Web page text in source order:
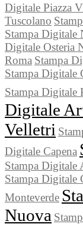
Digitale Piazza
Tuscolano
Stampa Digitale
Digitale Osteria
Roma Stampa
Stampa Digitale
Stampa Digitale
Digitale
Velletri
Digitale Capena
Stampa Digitale
Stampa Digitale
Monteverde
Nuova